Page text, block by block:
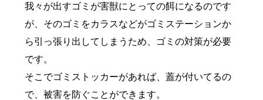
我々が出すゴミが害獣にとっての餌になるのです
が、そのゴミをカラスなどがゴミステーションか
ら引っ張り出してしまうため、ゴミの対策が必要
です。
そこでゴミストッカーがあれば、蓋が付いてるの
で、被害を防ぐことができます。